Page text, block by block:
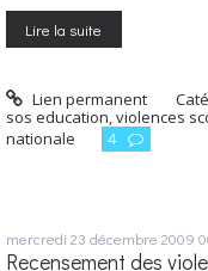
Lire la suite
Lien permanent
sos education,violences
nationale
4
mercredi 23 décembre 2009
Recensement des